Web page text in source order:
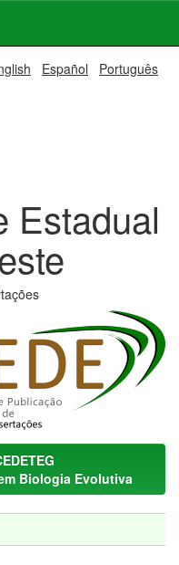
Español Português
Estadual
Biologia Evolutiva